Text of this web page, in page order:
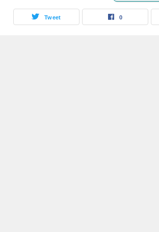
Tweet 0